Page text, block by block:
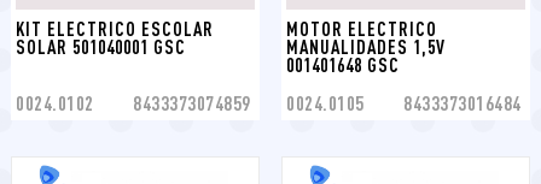
KIT ELECTRICO ESCOLAR
SOLAR 501040001 GSC
0024.0102 8433373074859
MOTOR ELECTRICO
MANUALIDADES 1,5V
001401648 GSC
0024.0105 8433373016484